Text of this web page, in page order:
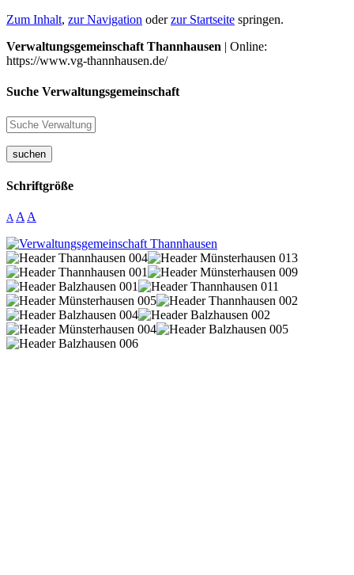
Zum Inhalt, zur Navigation oderzur Startseite springen.
Verwaltungsgemeinschaft Thannhausen | Online:
https://www.vg-thannhausen.de/
Suche Verwaltungsgemeinschaft
suchen
Schriftgröße
A A A